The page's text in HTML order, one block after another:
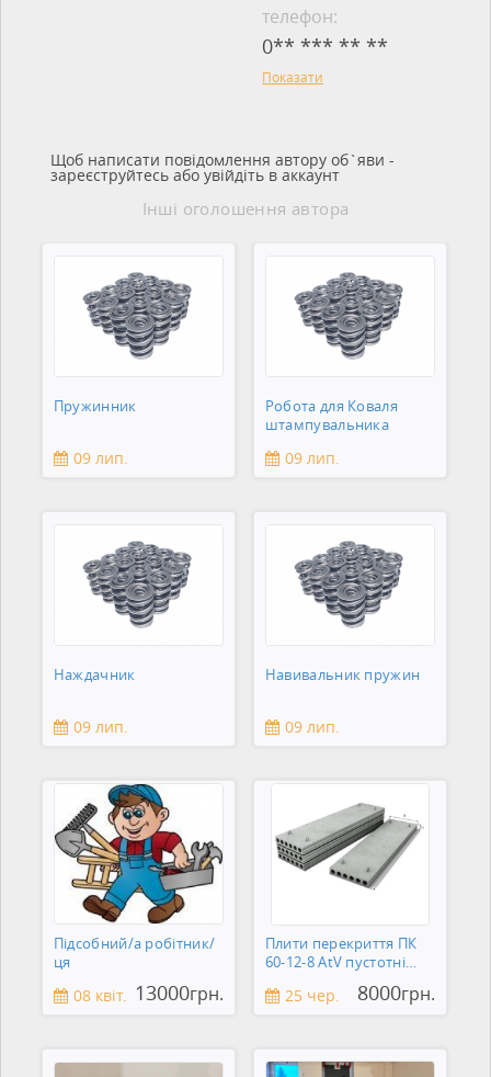
телефон:
0** *** ** **
Показати
Щоб написати повідомлення автору об`яви -
зареєструйтесь або увійдіть в аккаунт
Інші оголошення автора
Пружинник
09 лип.
Робота для Коваля
штампувальника
09 лип.
Наждачник
09 лип.
Навивальник пружин
09 лип.
Підсобний/а робітник/
ця
08 квіт. 13000грн.
Плити перекриття ПК
60-12-8 AtV пустотні
25 чер. 8000грн.